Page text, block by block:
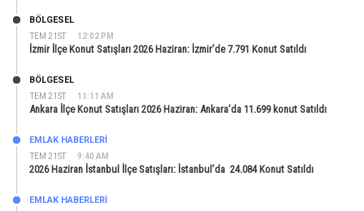
TEM 21ST 12:02 PM
BÖLGESEL
İzmir İlçe Konut Satışları 2026 Haziran: İzmir’de 7.791 Konut Satıldı
TEM 21ST 11:11 AM
BÖLGESEL
Ankara İlçe Konut Satışları 2026 Haziran: Ankara’da 11.699 konut Satıldı
TEM 21ST 9:40 AM
EMLAK HABERLERI
2026 Haziran İstanbul İlçe Satışları: İstanbul’da 24.084 Konut Satıldı
EMLAK HABERLERI